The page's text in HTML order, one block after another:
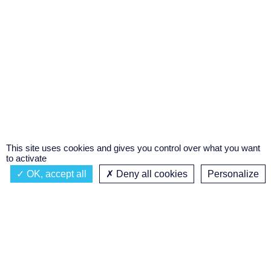
Émission à l'antenne
Actualités À propos
This site uses cookies and gives you control over what you want
to activate
OK, accept all
Deny all cookies
Personalize